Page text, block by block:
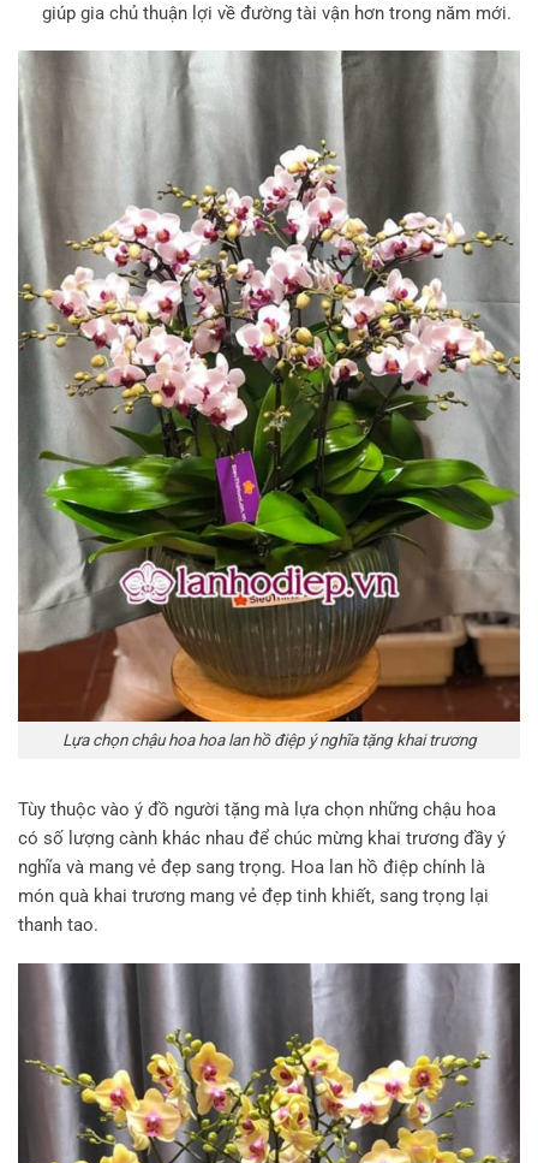
giúp gia chủ thuận lợi về đường tài vận hơn trong năm mới.
Lựa chọn chậu hoa hoa lan hồ điệp ý nghĩa tặng khai trương
Tùy thuộc vào ý đồ người tặng mà lựa chọn những chậu hoa
có số lượng cành khác nhau để chúc mừng khai trương đầy ý
nghĩa và mang vẻ đẹp sang trọng. Hoa lan hồ điệp chính là
món quà khai trương mang vẻ đẹp tinh khiết, sang trọng lại
thanh tao.